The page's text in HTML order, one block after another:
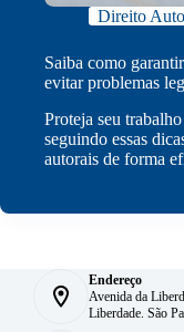
Direito
Saiba como
evitar problemas
Proteja seu
seguindo essas
autorais de forma
Endereço
Avenida da
Liberdade. São